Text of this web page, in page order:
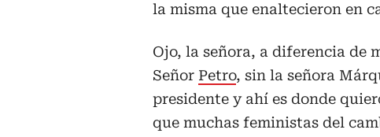
la misma que enaltecieron en
Ojo, la señora, a diferencia de
Señor Petro, sin la señora
presidente y ahí es donde
que muchas feministas del